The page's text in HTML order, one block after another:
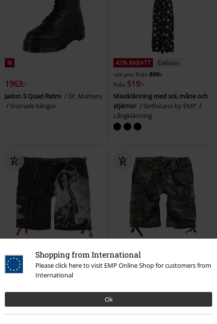
Shopping from International
Please click here to visit EMP Online Shop for customers from
International
Ok
%
1963:-
Jadon 3 Quad Retro
Dr. Martens
Snörade kängor
42% RABATT
Exklusiv
rek-pris Från899:-
Från 519:-
Maxiklänning med sol, måne och
stjärnor
Gothicana by EMP
Långklänning
rek-pris
Från899:-
Från463:-
EMP Signature Collection
Amarth
Shorts
463:-
+4